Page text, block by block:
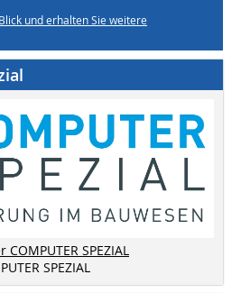
und erhalten Sie weitere
SPEZIAL
SPEZIAL